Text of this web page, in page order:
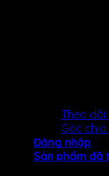
Theo
Góc chia
Đăng nhập
Sản phẩm đã